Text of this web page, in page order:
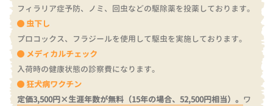
フィラリア症予防、ノミ、回虫などの駆除薬を投薬しております。
虫下し
プロコックス、フラジールを使用して駆虫を実施しております。
メディカルチェック
入荷時の健康状態の診察費になります。
狂犬病ワクチン
定価3,500円×生涯年数が無料（15年の場合、52,500円相当）。 ワ